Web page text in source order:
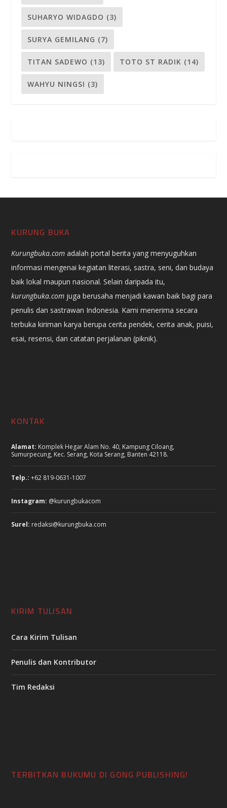
SUHARYO WIDAGDO (3)
SURYA GEMILANG (7)
TITAN SADEWO (13) TOTO ST RADIK (14)
WAHYU NINGSI (3)
KURUNG BUKA
Kurungbuka.com adalah portal berita yang menyuguhkan
informasi mengenai kegiatan literasi, sastra, seni, dan budaya
baik lokal maupun nasional. Selain daripada itu,
kurungbuka.com juga berusaha menjadi kawan baik bagi para
penulis dan sastrawan Indonesia. Kami menerima secara
terbuka kiriman karya berupa cerita pendek, cerita anak, puisi,
esai, resensi, dan catatan perjalanan (piknik).
KONTAK
Alamat: Komplek Hegar Alam No. 40, Kampung Ciloang,
Sumurpecung, Kec. Serang, Kota Serang, Banten 42118.
Telp.: +62 819-0631-1007
Instagram: @kurungbukacom
Surel: redaksi@kurungbuka.com
KIRIM TULISAN
Cara Kirim Tulisan
Penulis dan Kontributor
Tim Redaksi
TERBITKAN BUKUMU DI GONG PUBLISHING!